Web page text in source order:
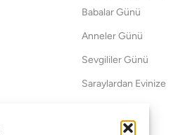
Babalar Günü
Anneler Günü
Sevgililer Günü
Saraylardan Evinize
Pet Collection